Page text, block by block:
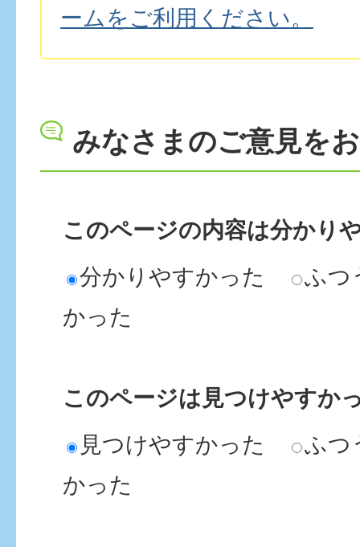
ームをご利用ください。
みなさまのご意見を
このページの内容は分かり
分かりやすかった
ふつ
かった
このページは見つけやすか
見つけやすかった
ふつ
かった